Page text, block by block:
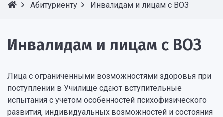
Абитуриенту Инвалидам и лицам с ВОЗ
Инвалидам и лицам с ВОЗ
Лица с ограниченными возможностями здоровья при
поступлении в Училище сдают вступительные
испытания с учетом особенностей психофизического
развития, индивидуальных возможностей и состояния